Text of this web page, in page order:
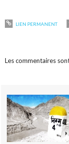
LIEN PERMANENT
Les commentaires